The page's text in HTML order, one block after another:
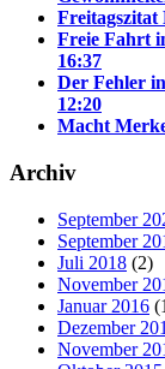
Freitagszitat
Freie Fahrt
16:37
Der Fehler
12:20
Macht
Archiv
September
September
Juli 2018 (2)
November
Januar 2016
Dezember
November